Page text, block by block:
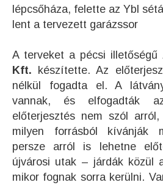
lépcsőháza, felette az Ybl
lent a tervezett garázssor
A terveket a pécsi illetőségű
Kft. készítette. Az
nélkül fogadta el. A
vannak, és elfogadták
előterjesztés nem szól
milyen forrásból kívánják
persze arról is lehetne
újvárosi utak – járdák közül
mikor fognak sorra kerülni.